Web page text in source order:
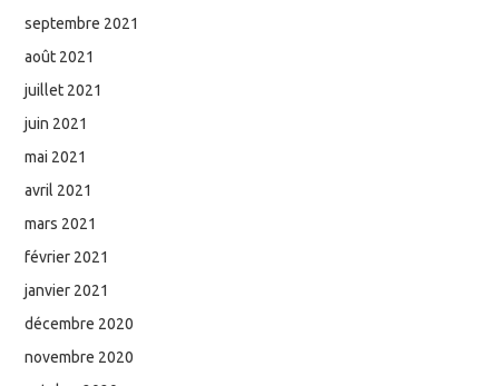
septembre 2021
août 2021
juillet 2021
juin 2021
mai 2021
avril 2021
mars 2021
février 2021
janvier 2021
décembre 2020
novembre 2020